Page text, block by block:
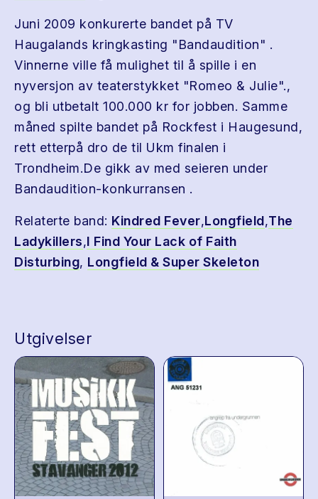
Juni 2009 konkurerte bandet på TV
Haugalands kringkasting "Bandaudition" .
Vinnerne ville få mulighet til å spille i en
nyversjon av teaterstykket "Romeo & Julie".,
og bli utbetalt 100.000 kr for jobben. Samme
måned spilte bandet på Rockfest i Haugesund,
rett etterpå dro de til Ukm finalen i
Trondheim.De gikk av med seieren under
Bandaudition-konkurransen .
Relaterte band: Kindred Fever,Longfield,The
Ladykillers,I Find Your Lack of Faith
Disturbing, Longfield & Super Skeleton
Utgivelser